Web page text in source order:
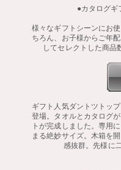
●カタログギ
様々なギフトシーンにお
ちろん、お子様からご年
してセレクトした商品
ギフト人気ダントツトッ
登場。タオルとカタログ
トが完成しました。専用
まる絶妙サイズ。木箱を
感抜群。先様に